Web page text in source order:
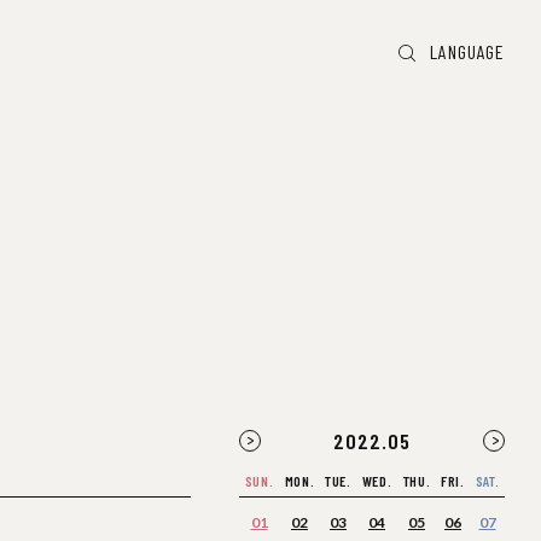
LANGUAGE
2022.05
SUN. MON. TUE. WED. THU. FRI. SAT.
01 02 03 04 05 06
07